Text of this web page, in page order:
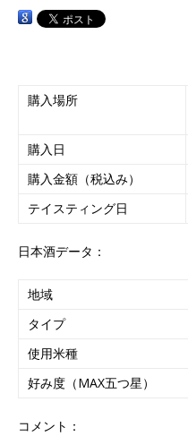
購入場所
購入日
購入金額（税込み）
テイスティング日
日本酒データ：
地域
タイプ
使用米種
好み度（MAX五つ星）
コメント：